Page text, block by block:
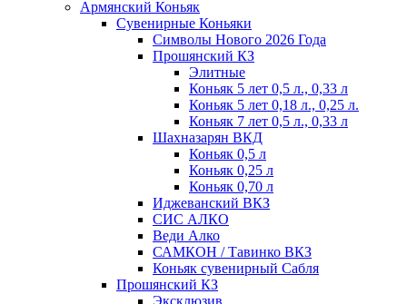
Армянский Коньяк
Сувенирные Коньяки
Символы Нового 2026 Года
Прошянский КЗ
Элитные
Коньяк 5 лет 0,5 л., 0,33 л
Коньяк 5 лет 0,18 л., 0,25 л.
Коньяк 7 лет 0,5 л., 0,33 л
Шахназарян ВКД
Коньяк 0,5 л
Коньяк 0,25 л
Коньяк 0,70 л
Иджеванский ВКЗ
СИС АЛКО
Веди Алко
САМКОН / Тавинко ВКЗ
Коньяк сувенирный Сабля
Прошянский КЗ
Эксклюзив